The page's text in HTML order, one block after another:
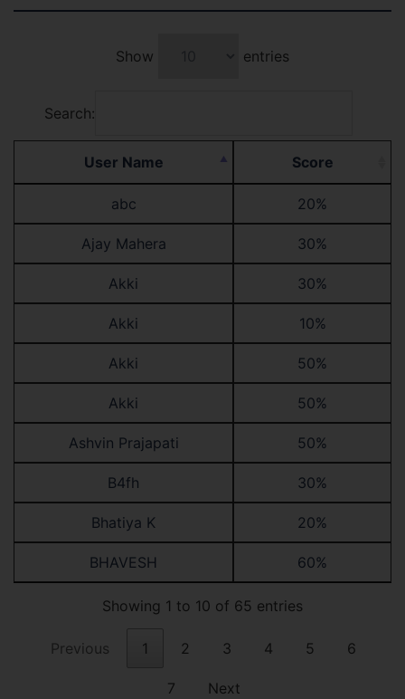
Show entries
Search:
User Name Score
abc 20%
Ajay Mahera 30%
Akki 30%
Akki 10%
Akki 50%
Akki 50%
Ashvin Prajapati 50%
B4fh 30%
Bhatiya K 20%
BHAVESH 60%
Showing 1 to 10 of 65 entries
Previous 1 2 3 4 5 6
7 Next